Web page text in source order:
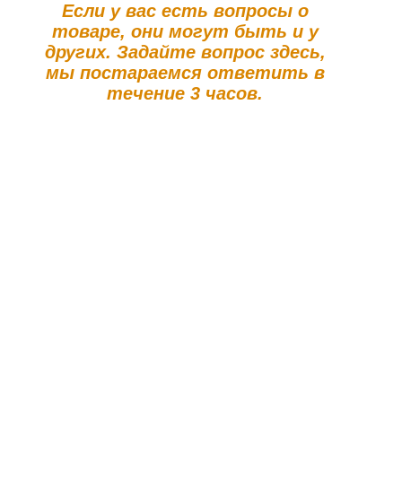
Если у вас есть вопросы о
товаре, они могут быть и у
других. Задайте вопрос здесь,
мы постараемся ответить в
течение 3 часов.